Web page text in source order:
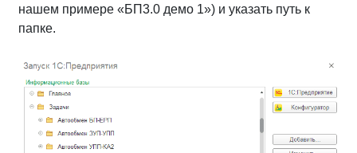
нашем примере «БП3.0 демо 1») и указать путь к
папке.